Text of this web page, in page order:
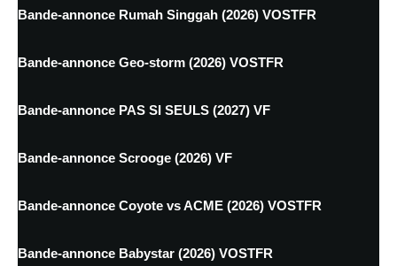
Bande-annonce Rumah Singgah (2026) VOSTFR
Bande-annonce Geo-storm (2026) VOSTFR
Bande-annonce PAS SI SEULS (2027) VF
Bande-annonce Scrooge (2026) VF
Bande-annonce Coyote vs ACME (2026) VOSTFR
Bande-annonce Babystar (2026) VOSTFR